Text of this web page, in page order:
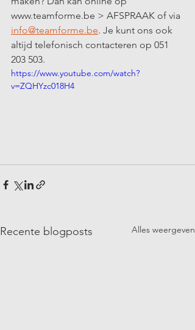
www.teamforme.be > AFSPRAAK of via
info@teamforme.be. Je kunt ons ook
altijd telefonisch contacteren op 051
203 503.
https://www.youtube.com/watch?
v=ZQHYzc018H4
Recente blogposts Alles weergeven